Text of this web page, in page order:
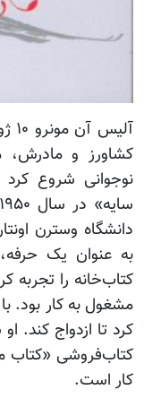
کشاورز و مادرش،
نوجوانی شروع
دانشگاه وسترن
به عنوان یک
کتاب‌خانه را تجربه
کتاب‌فروشی «کتاب
کار است.